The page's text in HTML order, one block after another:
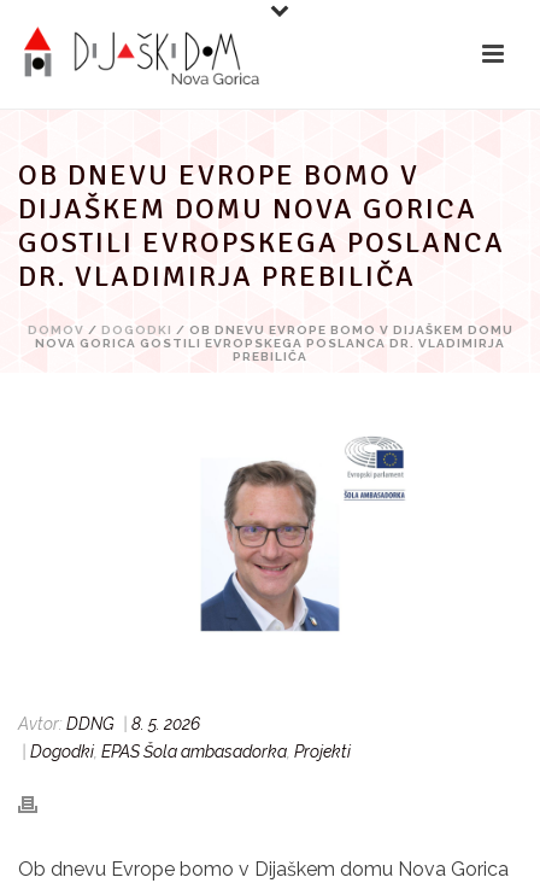
vsebino
OB DNEVU EVROPE BOMO V
DIJAŠKEM DOMU NOVA GORICA
GOSTILI EVROPSKEGA POSLANCA
DR. VLADIMIRJA PREBILIČA
DOMOV / DOGODKI / OB DNEVU EVROPE BOMO V DIJAŠKEM DOMU
NOVA GORICA GOSTILI EVROPSKEGA POSLANCA DR. VLADIMIRJA
PREBILIČA
Avtor: DDNG
8. 5. 2026
Dogodki, EPAS Šola ambasadorka Projekti
Ob dnevu Evrope bomo v Dijaškem domu Nova Gorica